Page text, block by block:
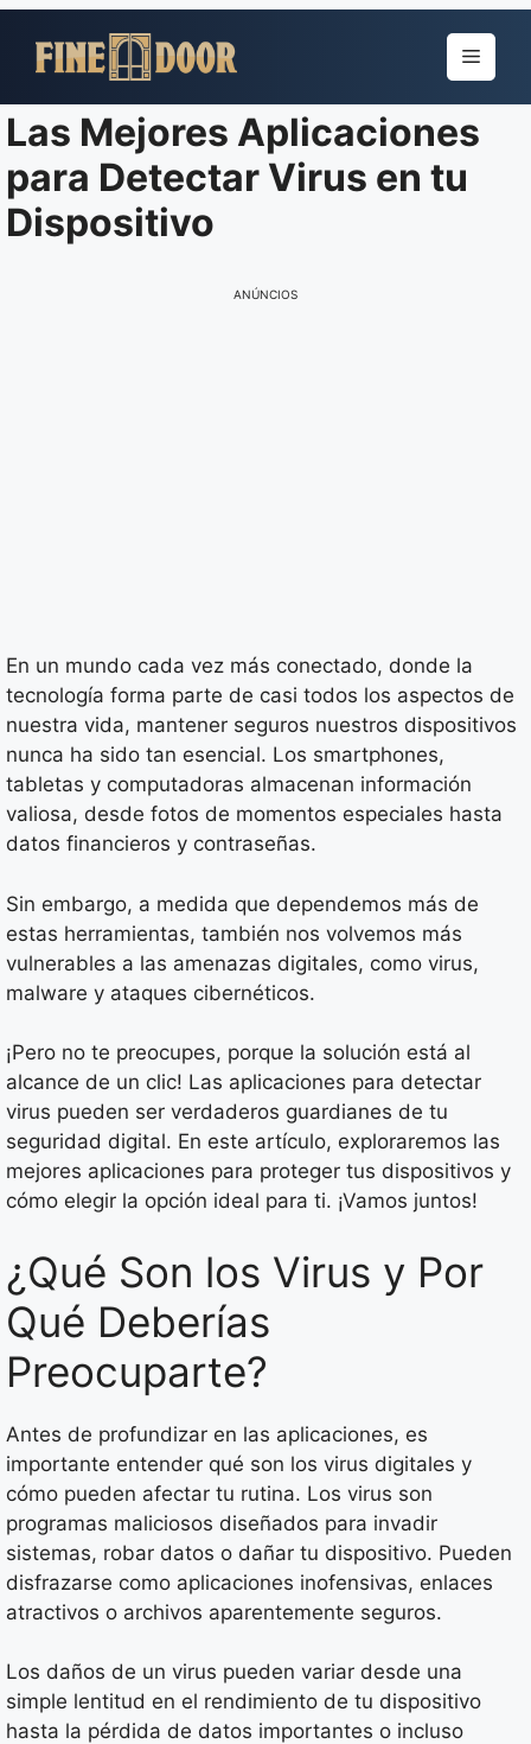
para
conteúdo
Menu
Las Mejores Aplicaciones
para Detectar Virus en tu
Dispositivo
ANÚNCIOS
En un mundo cada vez más conectado, donde la
tecnología forma parte de casi todos los aspectos de
nuestra vida, mantener seguros nuestros dispositivos
nunca ha sido tan esencial. Los smartphones,
tabletas y computadoras almacenan información
valiosa, desde fotos de momentos especiales hasta
datos financieros y contraseñas.
Sin embargo, a medida que dependemos más de
estas herramientas, también nos volvemos más
vulnerables a las amenazas digitales, como virus,
malware y ataques cibernéticos.
¡Pero no te preocupes, porque la solución está al
alcance de un clic! Las aplicaciones para detectar
virus pueden ser verdaderos guardianes de tu
seguridad digital. En este artículo, exploraremos las
mejores aplicaciones para proteger tus dispositivos y
cómo elegir la opción ideal para ti. ¡Vamos juntos!
¿Qué Son los Virus y Por
Qué Deberías
Preocuparte?
Antes de profundizar en las aplicaciones, es
importante entender qué son los virus digitales y
cómo pueden afectar tu rutina. Los virus son
programas maliciosos diseñados para invadir
sistemas, robar datos o dañar tu dispositivo. Pueden
disfrazarse como aplicaciones inofensivas, enlaces
atractivos o archivos aparentemente seguros.
Los daños de un virus pueden variar desde una
simple lentitud en el rendimiento de tu dispositivo
hasta la pérdida de datos importantes o incluso